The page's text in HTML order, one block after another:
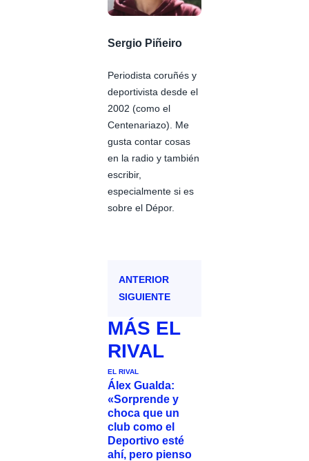
Sergio Piñeiro
Periodista coruñés y
deportivista desde el
2002 (como el
Centenariazo). Me
gusta contar cosas
en la radio y también
escribir,
especialmente si es
sobre el Dépor.
ANTERIOR
SIGUIENTE
MÁS EL
RIVAL
EL RIVAL
Álex Gualda:
«Sorprende y
choca que un
club como el
Deportivo esté
ahí, pero pienso